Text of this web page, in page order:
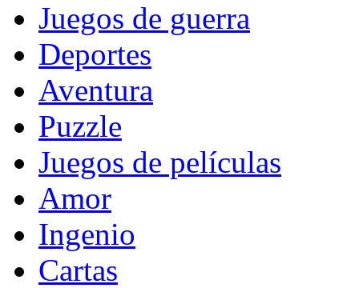
Juegos de guerra
Deportes
Aventura
Puzzle
Juegos de películas
Amor
Ingenio
Cartas